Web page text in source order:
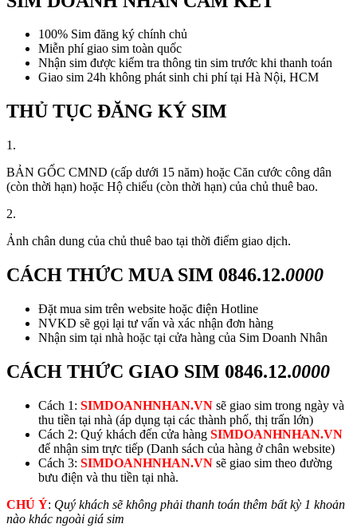
100% Sim đăng ký chính chủ
Miễn phí giao sim toàn quốc
Nhận sim được kiểm tra thông tin sim trước khi thanh toán
Giao sim 24h không phát sinh chi phí tại Hà Nội, HCM
THỦ TỤC ĐĂNG KÝ SIM
1.
BẢN GỐC CMND (cấp dưới 15 năm) hoặc Căn cước công dân
(còn thời hạn) hoặc Hộ chiếu (còn thời hạn) của chủ thuê bao.
2.
Ảnh chân dung của chủ thuê bao tại thời điểm giao dịch.
CÁCH THỨC MUA SIM 0846.12.0000
Đặt mua sim trên website hoặc điện Hotline
NVKD sẽ gọi lại tư vấn và xác nhận đơn hàng
Nhận sim tại nhà hoặc tại cửa hàng của Sim Doanh Nhân
CÁCH THỨC GIAO SIM 0846.12.0000
Cách 1: SIMDOANHNHAN.VN sẽ giao sim trong ngày và
thu tiền tại nhà (áp dụng tại các thành phố, thị trấn lớn)
Cách 2: Quý khách đến cửa hàng SIMDOANHNHAN.VN
để nhận sim trực tiếp (Danh sách của hàng ở chân website)
Cách 3: SIMDOANHNHAN.VN sẽ giao sim theo đường
bưu điện và thu tiền tại nhà.
CHÚ Ý: Quý khách sẽ không phải thanh toán thêm bất kỳ 1 khoản
nào khác ngoài giá sim